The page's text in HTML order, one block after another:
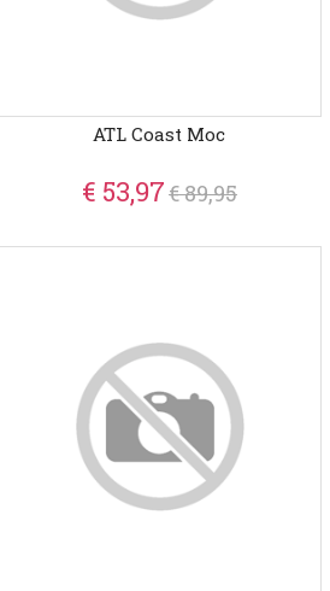
ATL Coast Moc
€ 53,97€ 89,95